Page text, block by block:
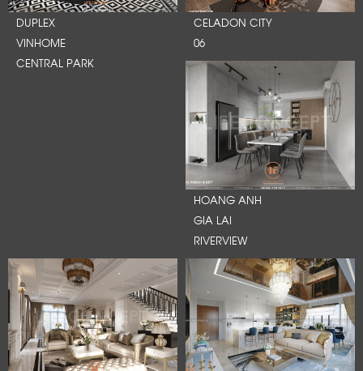
DUPLEX
VINHOME
CENTRAL PARK
CELADON CITY
06
HOANG ANH
GIA LAI
RIVERVIEW